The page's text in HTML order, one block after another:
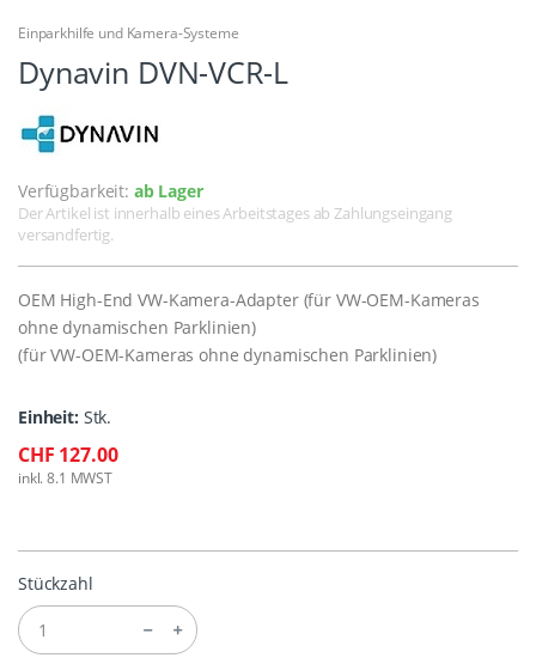
Einparkhilfe und Kamera-Systeme
Dynavin DVN-VCR-L
Verfügbarkeit: ab Lager
Der Artikel ist innerhalb eines Arbeitstages ab Zahlungseingang
versandfertig.
OEM High-End VW-Kamera-Adapter (für VW-OEM-Kameras
ohne dynamischen Parklinien)
(für VW-OEM-Kameras ohne dynamischen Parklinien)
Einheit: Stk.
CHF 127.00
inkl. 8.1 MWST
Stückzahl